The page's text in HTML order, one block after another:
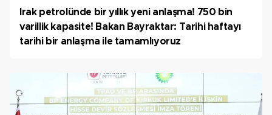
Irak petrolünde bir yıllık yeni anlaşma! 750 bin
varillik kapasite! Bakan Bayraktar: Tarihi haftayı
tarihi bir anlaşma ile tamamlıyoruz